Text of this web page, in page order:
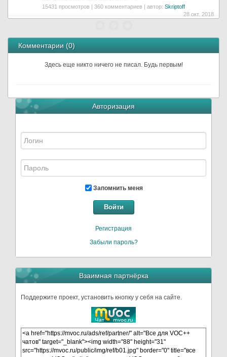
15431 просмотров | 360 комментариев | автор: Skriptoff
28 окт. 2018
Комментарии (0)
Здесь еще никто ничего не писал. Будь первым!
Авторизация
Запомнить меня
Войти
Регистрация
Забыли пароль?
Взаимная партнёрка
Поддержите проект, установить кнопку у себя на сайте.